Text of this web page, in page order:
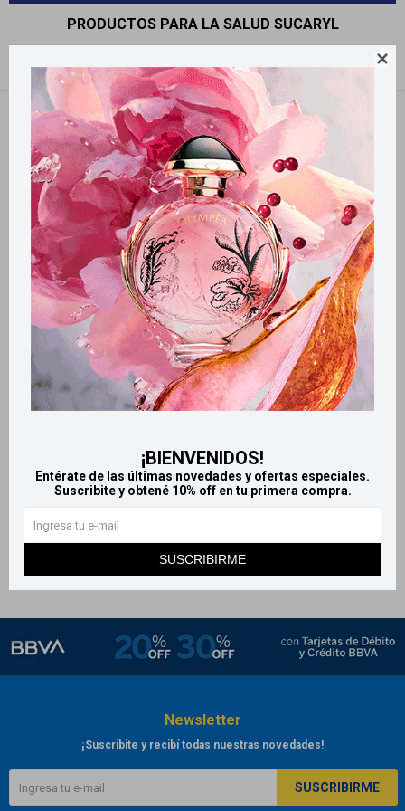

¡BIENVENIDOS!
Entérate de las últimas novedades y ofertas especiales.
Suscribite y obtené 10% off en tu primera compra.
SUSCRIBIRME
PRODUCTOS PARA LA SALUD SUCARYL
Recomendados
Filtrando por: Sucaryl
LlegaMAÑANA
Llega MAÑANA
$ 299
Newsletter
¡Suscribite y recibí todas nuestras novedades!
SUSCRIBIRME